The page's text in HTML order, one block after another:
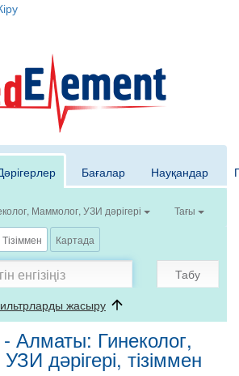
Бағалар Науқандар
Маммолог, УЗИ дәрігері Тағы
Тізіммен Картада
Табу
жасыру
- Алматы: Гинеколог,
дәрігері, тізіммен